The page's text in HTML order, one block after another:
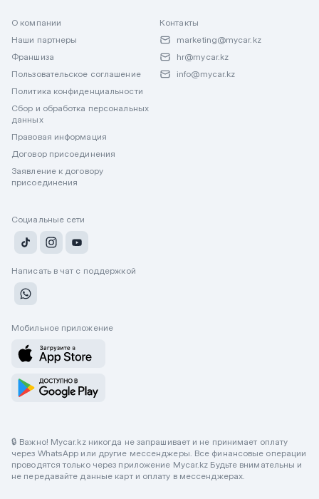
О компании
Наши партнеры
Франшиза
Пользовательское соглашение
Политика конфиденциальности
Сбор и обработка персональных
данных
Правовая информация
Договор присоединения
Заявление к договору
присоединения
Контакты
marketing@mycar.kz
hr@mycar.kz
info@mycar.kz
Социальные сети
Написать в чат с поддержкой
Мобильное приложение
🔒 Важно! Mycar.kz никогда не запрашивает и не принимает оплату
через WhatsApp или другие мессенджеры. Все финансовые операции
проводятся только через приложение Mycar.kz Будьте внимательны и
не передавайте данные карт и оплату в мессенджерах.